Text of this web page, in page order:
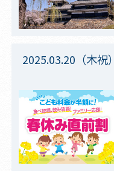
2025.03.20（木